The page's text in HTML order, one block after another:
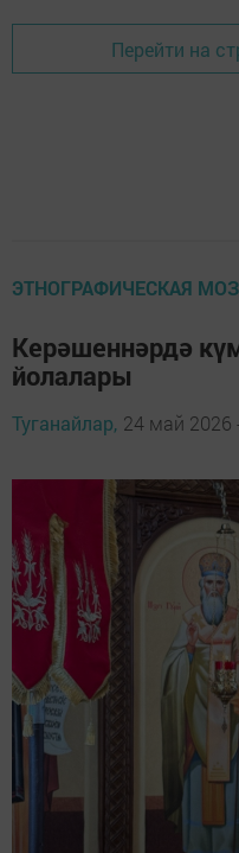
Перейти на
ЭТНОГРАФИЧЕСКАЯ
Керәшеннәрдә
йолалары
Туганайлар, 24 май 2026